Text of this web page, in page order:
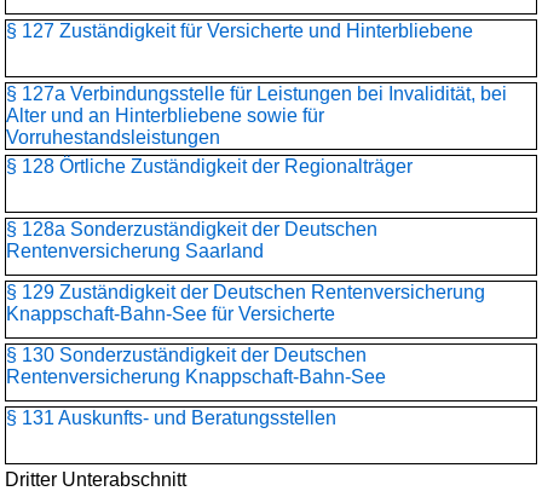
§ 127 Zuständigkeit für Versicherte und Hinterbliebene
§ 127a Verbindungsstelle für Leistungen bei Invalidität, bei
Alter und an Hinterbliebene sowie für
Vorruhestandsleistungen
§ 128 Örtliche Zuständigkeit der Regionalträger
§ 128a Sonderzuständigkeit der Deutschen
Rentenversicherung Saarland
§ 129 Zuständigkeit der Deutschen Rentenversicherung
Knappschaft-Bahn-See für Versicherte
§ 130 Sonderzuständigkeit der Deutschen
Rentenversicherung Knappschaft-Bahn-See
§ 131 Auskunfts- und Beratungsstellen
Dritter Unterabschnitt